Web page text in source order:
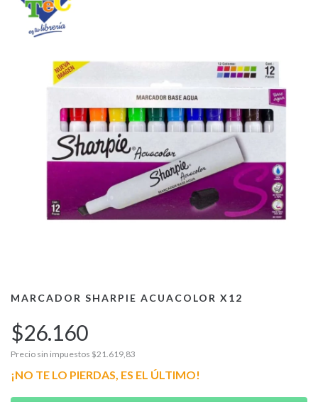
MARCADOR SHARPIE ACUACOLOR X12
$26.160
Precio sin impuestos $21.619,83
¡NO TE LO PIERDAS, ES EL ÚLTIMO!